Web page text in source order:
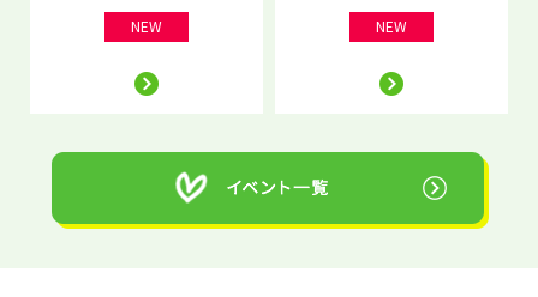
NEW
NEW